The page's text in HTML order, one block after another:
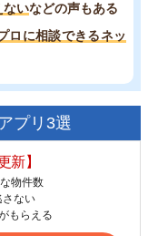
ないなどの声もある
ロに相談できるネッ
プリ3選
新】
物件数
さない
もらえる